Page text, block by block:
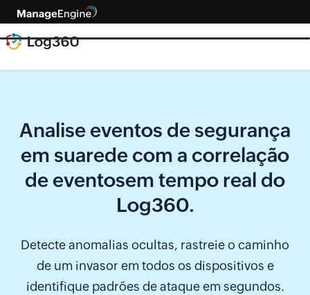
Analise eventos de segurança
em suarede com a correlação
de eventosem tempo real do
Log360.
Detecte anomalias ocultas, rastreie o caminho
de um invasor em todos os dispositivos e
identifique padrões de ataque em segundos.